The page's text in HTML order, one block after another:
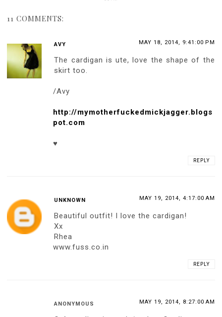
11 COMMENTS:
AVY MAY 18, 2014, 9:41:00 PM
The cardigan is ute, love the shape of the
skirt too.
/Avy
http://mymotherfuckedmickjagger.blogs
pot.com
♥
REPLY
UNKNOWN MAY 19, 2014, 4:17:00 AM
Beautiful outfit! I love the cardigan!
Xx
Rhea
www.fuss.co.in
REPLY
ANONYMOUS MAY 19, 2014, 8:27:00 AM